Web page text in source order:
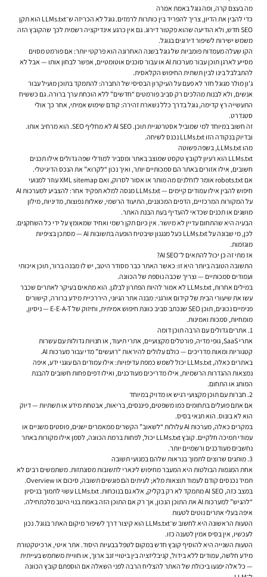
מה בעצם קרה, ומה גוגל באמת אמרה
כדי להבין את הדיון, צריך להפריד בין כותרות לרמזים. גוגל לא הכריזה ש־LLMs.txt הוא תקן
SEO חדש, ולא הודיעה שהוא פקטור דירוג. גם אין כרגע אינדיקציה רשמית לכך שהקובץ הזה
משמש ישירות לשיפור דירוגים בגוגל.
הקו שעלה מעמדות פומביות של גוגל בשנה האחרונה הוא פרקטי יותר: אם פורמט מסוים
מסייע לארגן תוכן עבור מערכות AI או עבור סוכנים אוטומטיים, אפשר לבחון אותו — אבל לא
להתבלבל בינו לבין תשתית החיפוש הקלאסית.
ג'ון מולר מגוגל חזר לא פעם על העיקרון הבסיסי של החברה: להתמקד בתוכן מועיל עבור
אנשים, ולא לבנות מהלכים רק סביב פורמטים “חדשים” ללא הוכחת ערך ברורה. גם כששיח
התעשייה רץ קדימה, גוגל בדרך כלל נשארת זהירה: קודם שימוש אמיתי, אחר כך אולי
סטנדרט.
זה חשוב במיוחד למי שמוביל אסטרטגיית תוכן. AI SEO לא מחליף SEO. הוא מרחיב אותו.
ובדיוק בנקודה הזו LLMs.txt נכנס לשיחה.
מהו LLMs.txt, בשפה פשוטה
LLMs.txt הוא רעיון לקובץ טקסט שמוצב באתר ומסביר למודלי שפה גדולים אילו תכנים
חשובים, אילו אזורים באתר הם סמכותיים יותר, ואיך נכון “לקרוא” את הנכס הדיגיטלי.
אם robots.txt אומר לזחלנים מה מותר או אסור לסרוק, ואם XML sitemap עוזר למנועי
חיפוש להבין אילו עמודים קיימים — LLMs.txt מנסה למלא תפקיד אחר: להצביע למערכות AI
על המקורות המרכזיים, הדפים המכוננים, התיעוד הרשמי, שאלות נפוצות, מדיניות, מילון
מושגים או תכנים שכדאי להעדיף בעת הבנת האתר.
הבעיה היא שהתחום עדיין לא מיושר. אין כיום תקן רשמי ואחיד שמאומץ על ידי כל השחקנים.
לכן, מי שבונה על LLMs.txt כעל מנגנון שיבטיח הופעה בתשובות AI — מסתכן בציפיות
מוגזמות.
אז מתי זה כן יכול להתאים ל־AI SEO?
התשובה הטובה ביותר היא זו: כאשר האתר כבר מסודר היטב, יש לו מבנה ברור, תוכן איכותי
ועמודים סמכותיים — וצריך שכבה נוספת של הכוונה.
במילים אחרות, LLMs.txt לא אמור להיות הפתרון לבלגן. הוא מתאים בעיקר לאתרים שכבר
עשו את שיעורי הבית של קידום אורגני: מבנה אתר הגיוני, היררכיית מידע ברורה, קישורים
פנימיים נכונים, תוכן SEO שנכתב סביב כוונת חיפוש אמיתית, וחיזוק של E-E-A-T — ניסיון,
מומחיות, סמכות ואמינות.
1. אתרים גדולים עם הרבה תוכן דומה
אתרי SaaS, גופי מדיה, פורטלים מקצועיים, אתרי תיעוד, או חנויות גדולות עם עשרות
קטגוריות ומאות מדריכים — כולם עלולים להיראות “רועשים” מדי עבור מערכות AI.
באתרים כאלה, LLMs.txt יכול לשמש כמפת עדיפויות: אילו עמודים הם עוגני ידע, איפה
נמצאות ההגדרות הרשמיות, אילו מדריכים מעודכנים, ואילו דפים פחות חשובים להבנת
המותג או התחום.
2. חברות עם תוכן מקצועי רגיש או מדויק במיוחד
אם אתם פועלים בתחומים כמו משפטים, פיננסים, בריאות, אבטחת מידע או תשתיות — דיוק
הוא לא בונוס. הוא תנאי בסיס.
במקרים כאלה, מערכות AI עלולות “לשאוב” הקשרים ממאמרים ישנים, פוסטים משניים או
עמודי תמיכה חלקיים. קובץ LLMs.txt יכול, לפחות ברמת הכוונה, לסמן אילו מקורות באתר
נחשבים מעודכנים ורשמיים יותר.
3. מותגים שרוצים לתמוך בנראות שלהם במנועי תשובה
אחת המגמות הבולטות היא המעבר מחיפוש לינארי לתשובות מסונתזות. משתמשים רבים לא
תמיד נכנסים קודם לעמוד תוצאות מלא; לעיתים הם פוגשים תשובה, סיכום או Overview.
במצב כזה, AI SEO מתמקד לא רק בקליק, אלא גם בנוכחות. LLMs.txt עשוי לתמוך בניסיון
“להגיש” למערכות AI את התוכן הנכון, אך רק אם התוכן הזה באמת בנוי היטב מלכתחילה.
איפה בעלי אתרים נוטים לטעות
הטעות הראשונה היא לחשוב ש־LLMs.txt הוא קיצור דרך לשיפור מיקום האתר בגוגל. נכון
לעכשיו, אין בסיס אמין לטענה כזו.
הטעות השנייה היא להוסיף קובץ חדש במקום לטפל בבעיות היסוד. אתר איטי, ארכיטקטורת
מידע חלשה, עמודים ללא בידול, קניבליזציה בין ביטויי זנב ארוך, או חוויית משתמש בעייתית
— כל אלה יפגעו ביכולת של האתר להצליח הרבה לפני השאלה אם הוספתם קובץ הכוונה